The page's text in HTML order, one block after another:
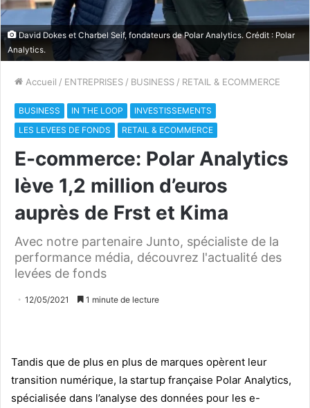
David Dokes et Charbel Seif, fondateurs de Polar Analytics. Crédit : Polar
Analytics.
Accueil / ENTREPRISES / BUSINESS / RETAIL & ECOMMERCE
BUSINESS IN THE LOOP
INVESTISSEMENTS
LES LEVEES DE FONDS
RETAIL & ECOMMERCE
E-commerce: Polar Analytics
lève 1,2 million d’euros
auprès de Frst et Kima
Avec notre partenaire Junto, spécialiste de la
performance média, découvrez l'actualité des
levées de fonds
12/05/2021 1 minute de lecture
Tandis que de plus en plus de marques opèrent leur
transition numérique, la startup française Polar Analytics,
spécialisée dans l’analyse des données pour les e-